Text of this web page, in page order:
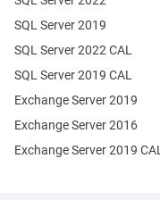
Exchange Server 2019
Exchange Server 2016
SQL Server 2019
SQL Server 2022 CAL
SQL Server 2019 CAL
Exchange Server 2019 CAL